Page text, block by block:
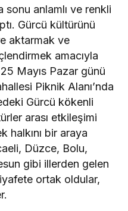
anlamlı ve renkli
Gürcü kültürünü
aktarmak ve
amacıyla
Mayıs Pazar günü
Piknik Alanı’nda
Gürcü kökenli
arası etkileşimi
halkını bir araya
Düzce, Bolu,
gibi illerden gelen
ortak oldular,